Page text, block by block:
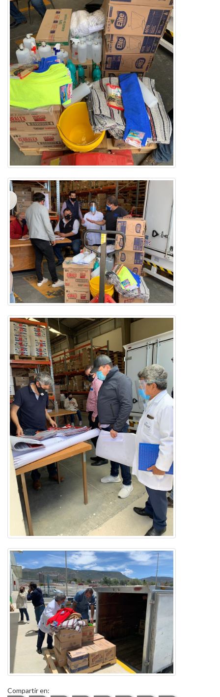
Compartir en: